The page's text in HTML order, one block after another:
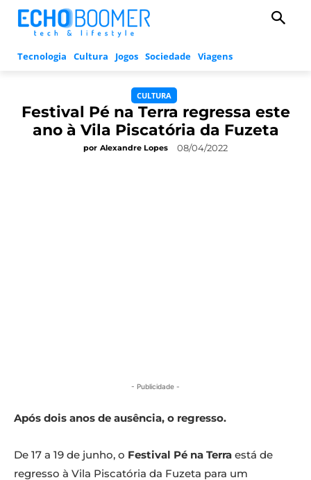
Tecnologia Cultura Jogos Sociedade Viagens
CULTURA
Festival Pé na Terra regressa este
ano à Vila Piscatória da Fuzeta
por Alexandre Lopes 08/04/2022
- Publicidade -
Após dois anos de ausência, o regresso.
De 17 a 19 de junho, o Festival Pé na Terra está de
regresso à Vila Piscatória da Fuzeta para um